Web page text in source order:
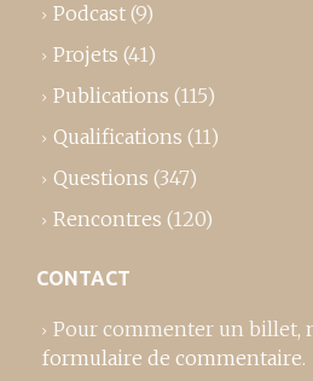
Podcast (9)
Projets (41)
Publications (115)
Qualifications (11)
Questions (347)
Rencontres (120)
CONTACT
Pour commenter un billet,
formulaire de commentaire.